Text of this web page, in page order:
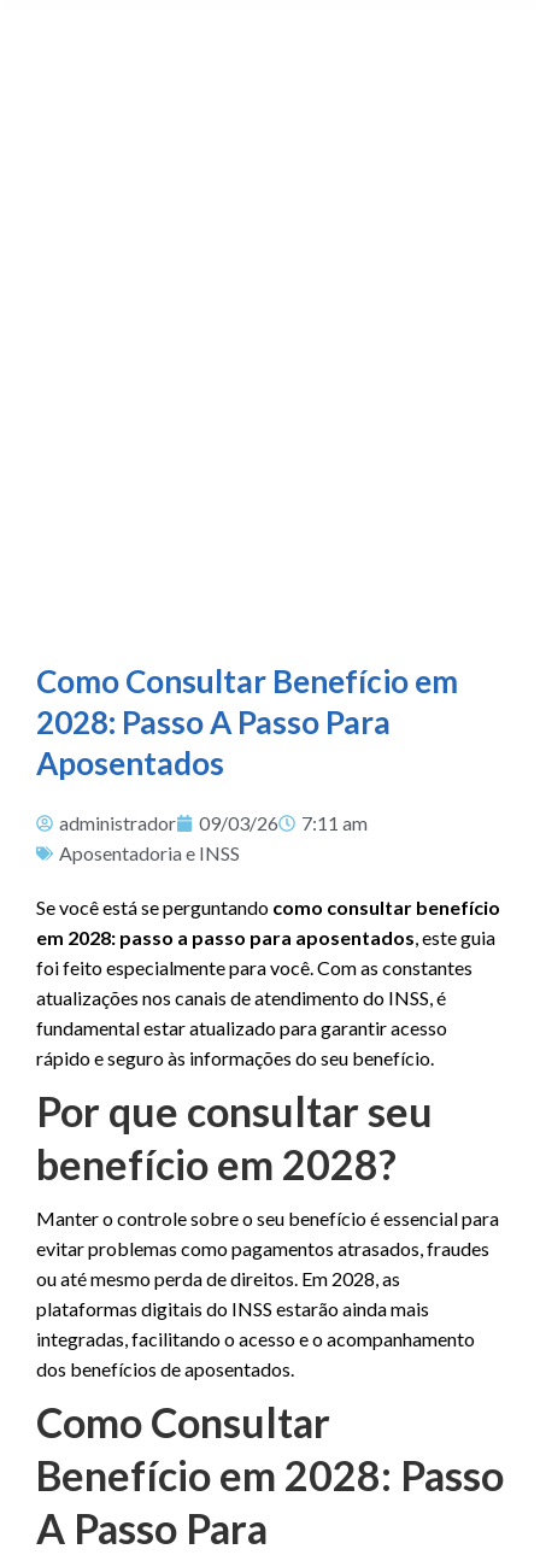
Como Consultar Benefício em
2028: Passo A Passo Para
Aposentados
administrador 09/03/26
7:11 am
Aposentadoria e INSS
Se você está se perguntando como consultar benefício
em 2028: passo a passo para aposentados, este guia
foi feito especialmente para você. Com as constantes
atualizações nos canais de atendimento do INSS, é
fundamental estar atualizado para garantir acesso
rápido e seguro às informações do seu benefício.
Por que consultar seu
benefício em 2028?
Manter o controle sobre o seu benefício é essencial para
evitar problemas como pagamentos atrasados, fraudes
ou até mesmo perda de direitos. Em 2028, as
plataformas digitais do INSS estarão ainda mais
integradas, facilitando o acesso e o acompanhamento
dos benefícios de aposentados.
Como Consultar
Benefício em 2028: Passo
A Passo Para